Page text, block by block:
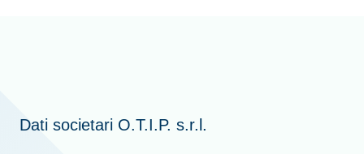
Dati societari O.T.I.P. s.r.l.